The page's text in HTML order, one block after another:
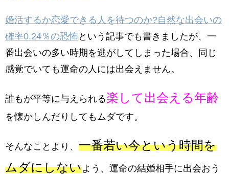
婚活するか恋愛できる人を待つのか?自然な出会いの
確率0.24％の恐怖 という記事でも書きましたが、一
番出会いの多い時期を逃がしてしまった場合、同じ
感覚でいても運命の人には出会えません。
誰もが平等に与えられる楽して出会える年齢
を懐かしんだりしてもムダです。
そんなことより、 一番若い今という時間を
ムダにしないよう、運命の結婚相手に出会おう